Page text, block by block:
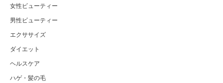
女性ビューティー
男性ビューティー
エクササイズ
ダイエット
ヘルスケア
ハゲ・髪の毛